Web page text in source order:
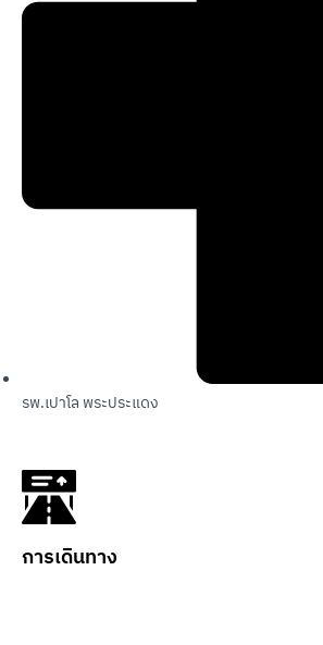
รพ.เปาโล พระประแดง
การเดินทาง